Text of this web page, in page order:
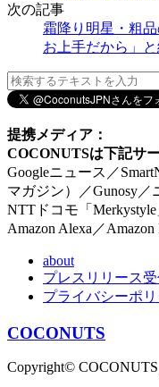
次の記事
霜降り明星・粗
お上手だから」
提携メディア：
COCONUTSは下記サ
Googleニュース／
マガジン）／Gunosy／
NTTドコモ「Merkystyle
Amazon Alexa／
about
プレスリリース
プライバシーポ
COCONUTS
Copyright©